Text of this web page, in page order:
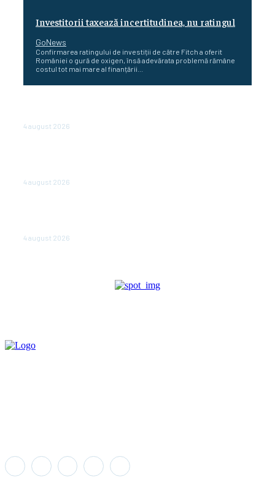
Investitorii taxează incertitudinea, nu ratingul
GoNews
Confirmarea ratingului de investiții de către Fitch a oferit
României o gură de oxigen, însă adevărata problemă rămâne
costul tot mai mare al finanțării...
4 august 2026
4 august 2026
4 august 2026